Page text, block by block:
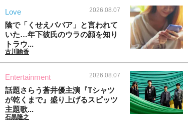
Love 2026.08.07
陰で「くせえババア」と言われて
いた…年下彼氏のウラの顔を知り
トラウ...
古川諭香
Entertainment 2026.08.07
話題さらう蒼井優主演『Tシャツ
が乾くまで』盛り上げるスピッツ
主題歌...
石黒隆之